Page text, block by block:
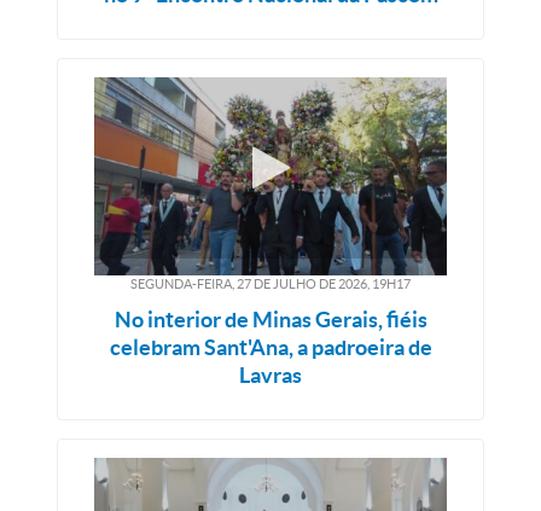
SEGUNDA-FEIRA, 27 DE JULHO DE 2026, 19H17
No interior de Minas Gerais, fiéis
celebram Sant'Ana, a padroeira de
Lavras